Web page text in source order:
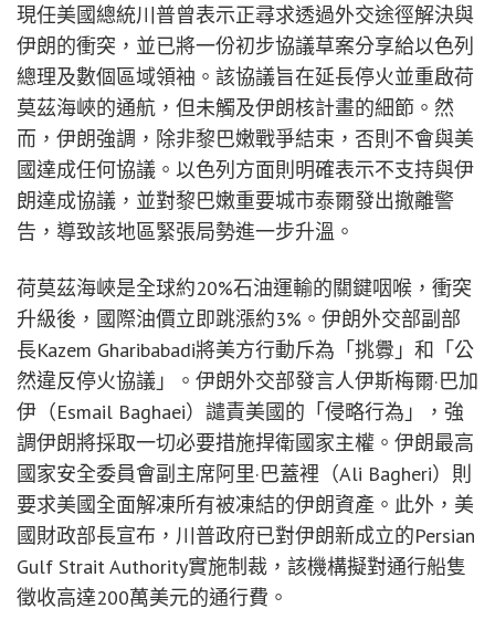
現任美國總統川普曾表示正尋求透過外交途徑解決與
伊朗的衝突，並已將一份初步協議草案分享給以色列
總理及數個區域領袖。該協議旨在延長停火並重啟荷
莫茲海峽的通航，但未觸及伊朗核計畫的細節。然
而，伊朗強調，除非黎巴嫩戰爭結束，否則不會與美
國達成任何協議。以色列方面則明確表示不支持與伊
朗達成協議，並對黎巴嫩重要城市泰爾發出撤離警
告，導致該地區緊張局勢進一步升溫。
荷莫茲海峽是全球約20%石油運輸的關鍵咽喉，衝突
升級後，國際油價立即跳漲約3%。伊朗外交部副部
長Kazem Gharibabadi將美方行動斥為「挑釁」和「公
然違反停火協議」。伊朗外交部發言人伊斯梅爾·巴加
伊（Esmail Baghaei）譴責美國的「侵略行為」，強
調伊朗將採取一切必要措施捍衛國家主權。伊朗最高
國家安全委員會副主席阿里·巴蓋裡（Ali Bagheri）則
要求美國全面解凍所有被凍結的伊朗資產。此外，美
國財政部長宣布，川普政府已對伊朗新成立的Persian
Gulf Strait Authority實施制裁，該機構擬對通行船隻
徵收高達200萬美元的通行費。